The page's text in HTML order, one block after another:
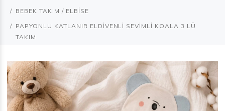
BEBEK TAKIM / ELBİSE
PAPYONLU KATLANIR ELDİVENLİ SEVİMLİ KOALA 3 LÜ
TAKIM